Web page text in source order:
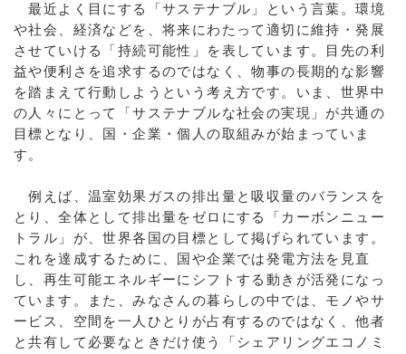
最近よく目にする「サステナブル」という言葉。環境
や社会、経済などを、将来にわたって適切に維持・発展
させていける「持続可能性」を表しています。目先の利
益や便利さを追求するのではなく、物事の長期的な影響
を踏まえて行動しようという考え方です。いま、世界中
の人々にとって「サステナブルな社会の実現」が共通の
目標となり、国・企業・個人の取組みが始まっていま
す。
例えば、温室効果ガスの排出量と吸収量のバランスを
とり、全体として排出量をゼロにする「カーボンニュー
トラル」が、世界各国の目標として掲げられています。
これを達成するために、国や企業では発電方法を見直
し、再生可能エネルギーにシフトする動きが活発になっ
ています。また、みなさんの暮らしの中では、モノやサ
ービス、空間を一人ひとりが占有するのではなく、他者
と共有して必要なときだけ使う「シェアリングエコノミ